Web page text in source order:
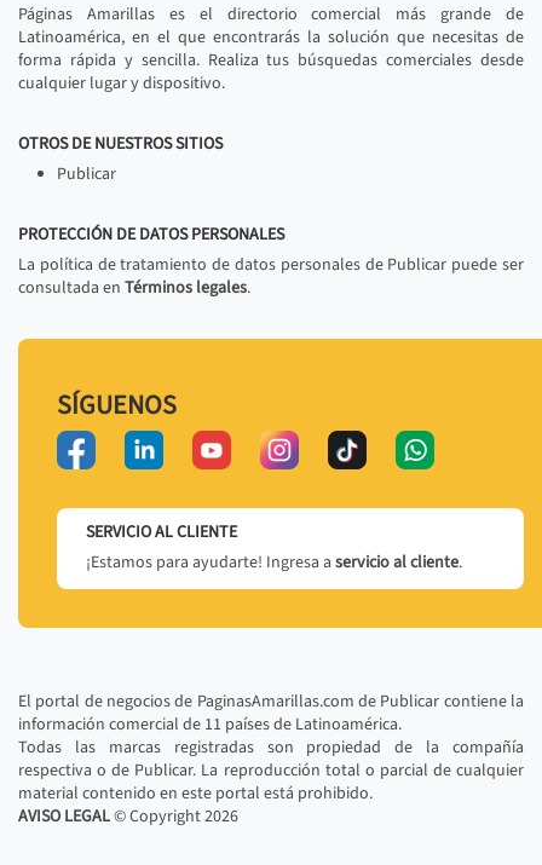
Páginas Amarillas es el directorio comercial más grande de
Latinoamérica, en el que encontrarás la solución que necesitas de
forma rápida y sencilla. Realiza tus búsquedas comerciales desde
cualquier lugar y dispositivo.
OTROS DE NUESTROS SITIOS
Publicar
PROTECCIÓN DE DATOS PERSONALES
La política de tratamiento de datos personales de Publicar puede ser
consultada en Términos legales.
SÍGUENOS
SERVICIO AL CLIENTE
¡Estamos para ayudarte! Ingresa a servicio al cliente.
El portal de negocios de PaginasAmarillas.com de Publicar contiene la
información comercial de 11 países de Latinoamérica.
Todas las marcas registradas son propiedad de la compañía
respectiva o de Publicar. La reproducción total o parcial de cualquier
material contenido en este portal está prohibido.
AVISO LEGAL© Copyright2026